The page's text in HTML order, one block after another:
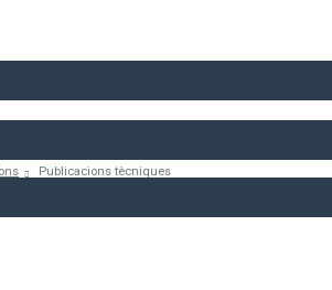
Publicacions tècniques